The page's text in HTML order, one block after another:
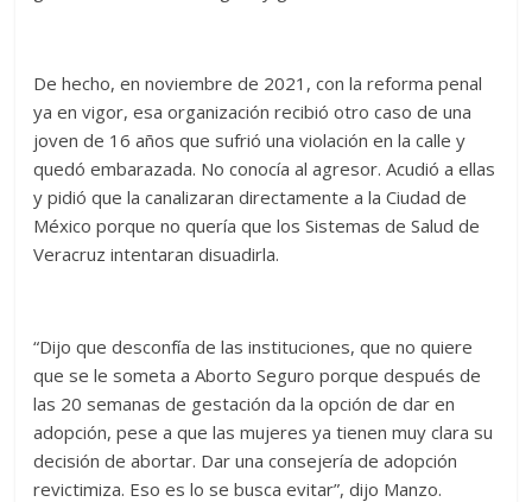
De hecho, en noviembre de 2021, con la reforma penal
ya en vigor, esa organización recibió otro caso de una
joven de 16 años que sufrió una violación en la calle y
quedó embarazada. No conocía al agresor. Acudió a ellas
y pidió que la canalizaran directamente a la Ciudad de
México porque no quería que los Sistemas de Salud de
Veracruz intentaran disuadirla.
“Dijo que desconfía de las instituciones, que no quiere
que se le someta a Aborto Seguro porque después de
las 20 semanas de gestación da la opción de dar en
adopción, pese a que las mujeres ya tienen muy clara su
decisión de abortar. Dar una consejería de adopción
revictimiza. Eso es lo se busca evitar”, dijo Manzo.